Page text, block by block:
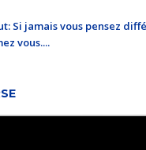
Si jamais vous pensez
vous....